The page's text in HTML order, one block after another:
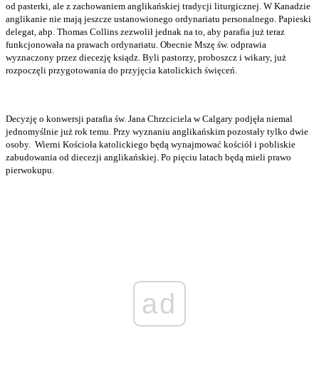
od pasterki, ale z zachowaniem anglikańskiej tradycji liturgicznej. W Kanadzie
anglikanie nie mają jeszcze ustanowionego ordynariatu personalnego. Papieski
delegat, abp. Thomas Collins zezwolił jednak na to, aby parafia już teraz
funkcjonowała na prawach ordynariatu. Obecnie Mszę św. odprawia
wyznaczony przez diecezję ksiądz. Byli pastorzy, proboszcz i wikary, już
rozpoczęli przygotowania do przyjęcia katolickich święceń.
Decyzję o konwersji parafia św. Jana Chrzciciela w Calgary podjęła niemal
jednomyślnie już rok temu. Przy wyznaniu anglikańskim pozostały tylko dwie
osoby. Wierni Kościoła katolickiego będą wynajmować kościół i pobliskie
zabudowania od diecezji anglikańskiej. Po pięciu latach będą mieli prawo
pierwokupu.
ad